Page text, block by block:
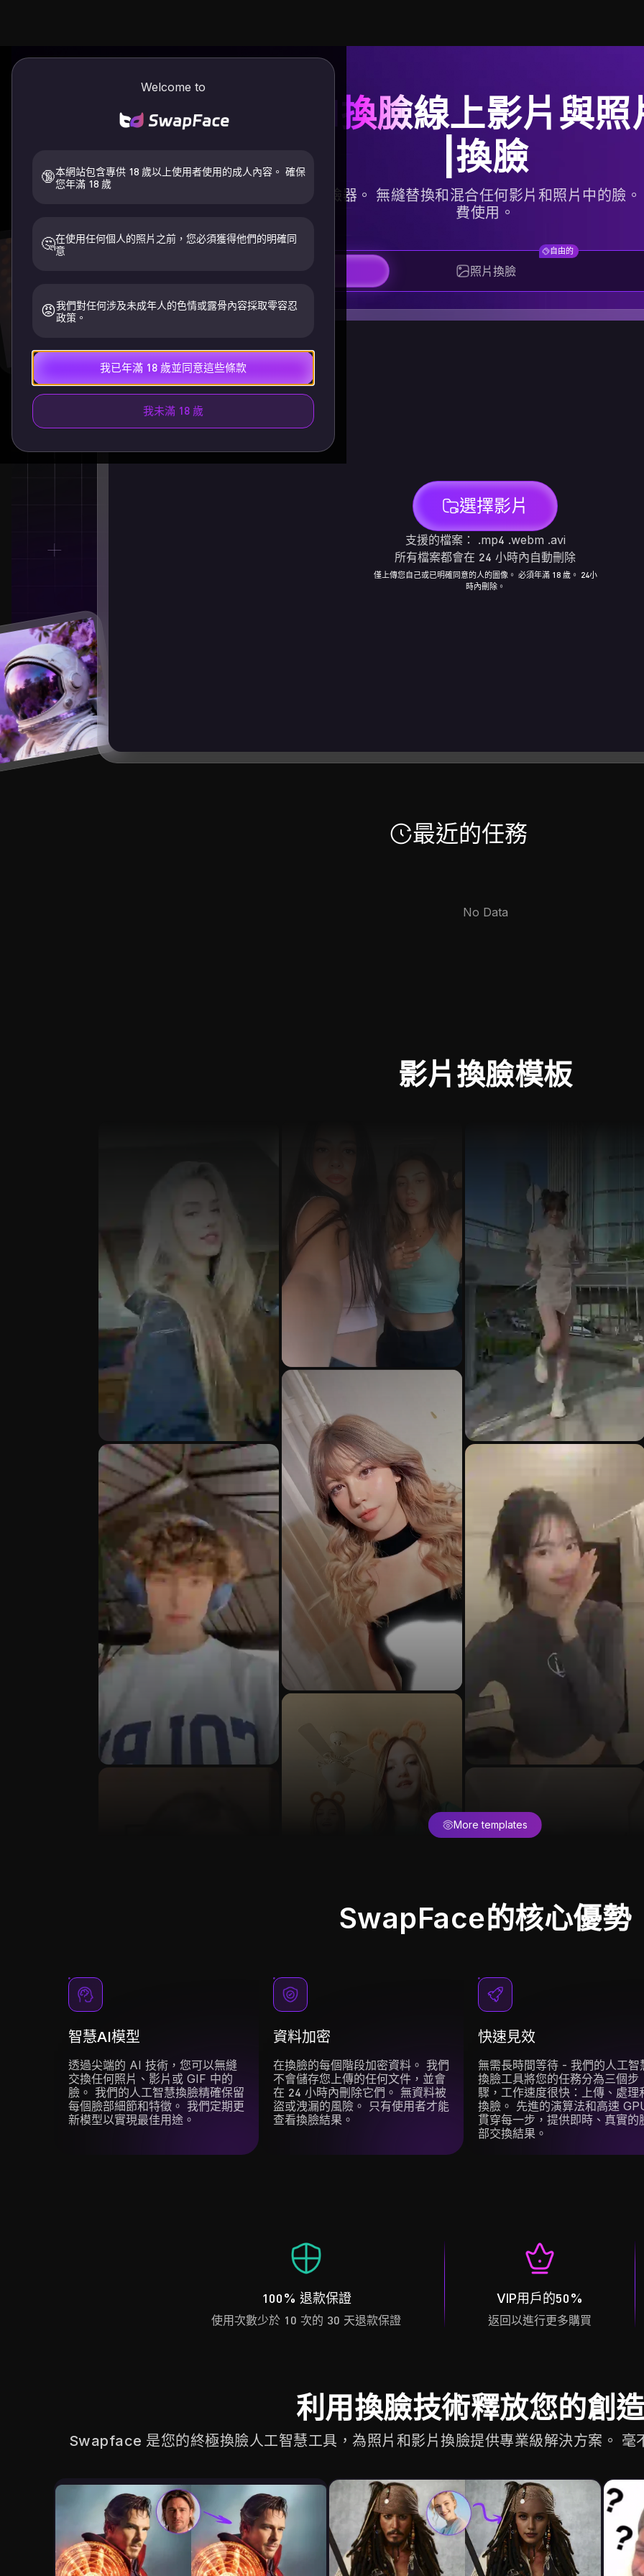
Welcome to
🔞本網站包含專供 18 歲以上使用者使用的成人內容。 確保
您年滿 18 歲
🤔在使用任何個人的照片之前，您必須獲得他們的明確同
意
😡我們對任何涉及未成年人的色情或露骨內容採取零容忍
政策。
我已年滿 18 歲並同意這些條款
我未滿 18 歲
AI換臉線上影片與照
|換臉
歡迎使用 SwapFace，最好的人工智慧換臉器。 無縫替換和混合任何影片和照片中的臉
費使用。
照片換臉
自由的
選擇影片
支援的檔案： .mp4 .webm .avi
所有檔案都會在 24 小時內自動刪除
僅上傳您自己或已明確同意的人的圖像。 必須年滿 18 歲。 24小
時內刪除。
最近的任務
影片換臉模板
More templates
SwapFace的核心優勢
智慧AI模型
透過尖端的 AI 技術，您可以無縫
交換任何照片、影片或 GIF 中的
臉。 我們的人工智慧換臉精確保留
每個臉部細節和特徵。 我們定期更
新模型以實現最佳用途。
資料加密
在換臉的每個階段加密資料。 我們
不會儲存您上傳的任何文件，並會
在 24 小時內刪除它們。 無資料被
盜或洩漏的風險。 只有使用者才能
查看換臉結果。
快速見效
無需長時間等待 - 我們的人工智
換臉工具將您的任務分為三個步
驟，工作速度很快：上傳、處理
換臉。 先進的演算法和高速
貫穿每一步，提供即時、真實的
部交換結果。
100% 退款保證
使用次數少於 10 次的 30 天退款保證
VIP用戶的50%
返回以進行更多購買
利用換臉技術釋放您的創
Swapface 是您的終極換臉人工智慧工具，為照片和影片換臉提供專業級解決方案。 毫